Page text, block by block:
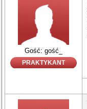
Gość: gość_
PRAKTYKANT